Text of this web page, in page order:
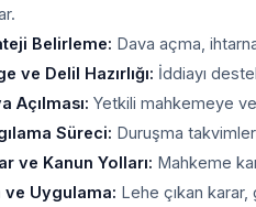
Belirleme: Dava açma,
ve Delil Hazırlığı: İddiayı
Açılması: Yetkili mahkemeye
Süreci: Duruşma
ve Kanun Yolları: Mahkeme
ve Uygulama: Lehe çıkan karar,